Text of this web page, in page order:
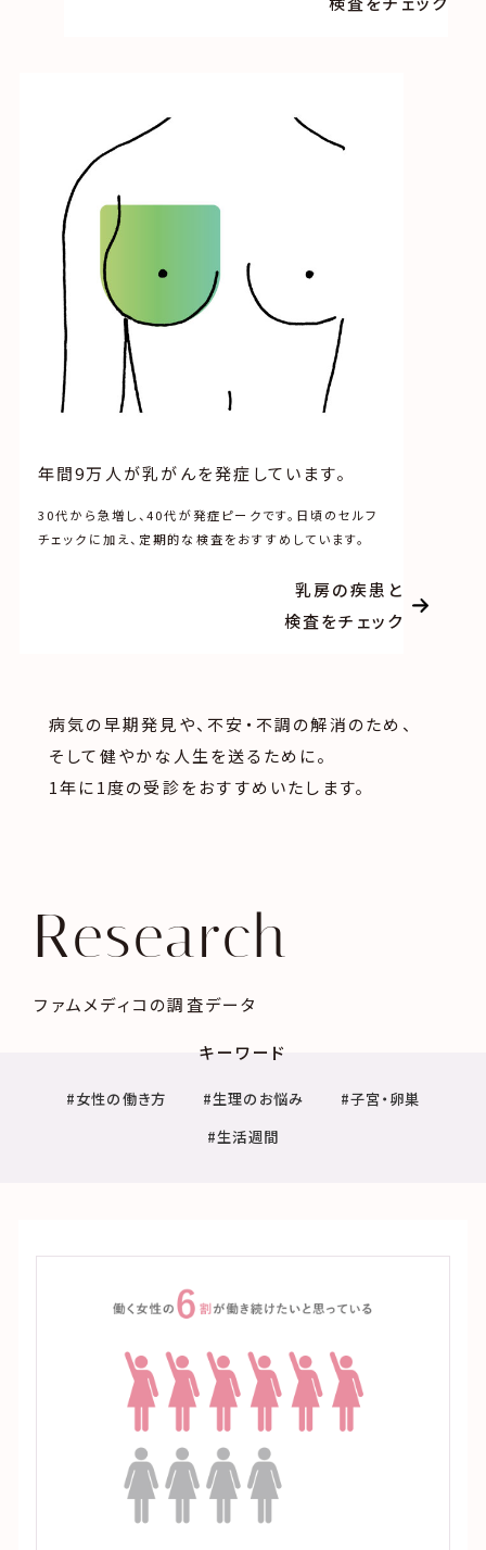
年間9万人が乳がんを発症しています。
30代から急増し、40代が発症ピークです。日頃のセルフ
チェックに加え、定期的な検査をおすすめしています。
乳房の疾患と
検査をチェック
病気の早期発見や、不安・不調の解消のため、
そして健やかな人生を送るために。
1年に1度の受診をおすすめいたします。
Research
ファムメディコの調査データ
キーワード
#女性の働き方 #生理のお悩み
#子宮・卵巣
#生活週間